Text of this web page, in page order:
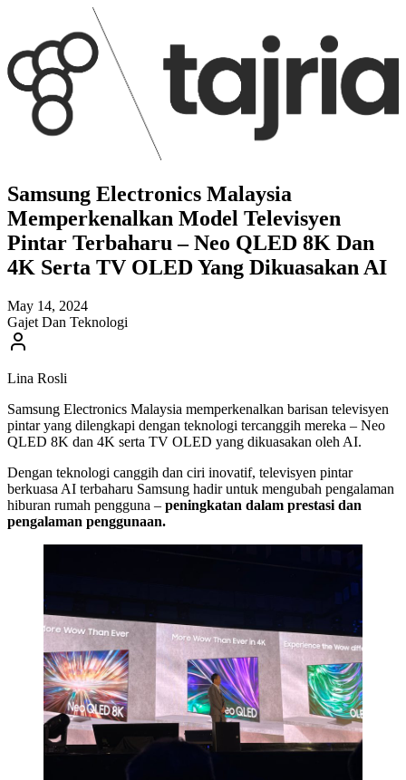
Samsung Electronics Malaysia
Memperkenalkan Model Televisyen
Pintar Terbaharu – Neo QLED 8K Dan
4K Serta TV OLED Yang Dikuasakan AI
May 14, 2024
Gajet Dan Teknologi
Lina Rosli
Samsung Electronics Malaysia memperkenalkan barisan televisyen
pintar yang dilengkapi dengan teknologi tercanggih mereka – Neo
QLED 8K dan 4K serta TV OLED yang dikuasakan oleh AI.
Dengan teknologi canggih dan ciri inovatif, televisyen pintar
berkuasa AI terbaharu Samsung hadir untuk mengubah pengalaman
hiburan rumah pengguna – peningkatan dalam prestasi dan
pengalaman penggunaan.